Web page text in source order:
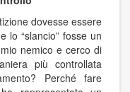
dovesse essere
lo “slancio” fosse un
nemico e cerco di
più controllata
Perché fare